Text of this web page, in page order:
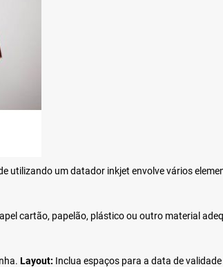
utilizando um datador inkjet envolve vários
cartão, papelão, plástico ou outro material
Layout: Inclua espaços para a data de